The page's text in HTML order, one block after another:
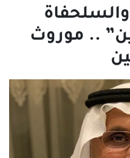
.. موروث